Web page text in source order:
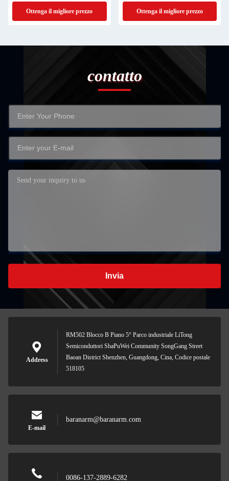
intelligenti
Ottenga il migliore prezzo
ABS PC PMMA
Ottenga il migliore prezzo
contatto
Invia
Address
RM502 Blocco B Piano 5° Parco industriale LiTong
Semiconduttori ShaPuWei Community SongGang Street
Baoan District Shenzhen, Guangdong, Cina, Codice postale
518105
E-mail
baranarm@baranarm.com
0086-137-2889-6282